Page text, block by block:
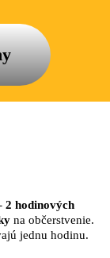
2 hodinových
na občerstvenie.
jednu hodinu.